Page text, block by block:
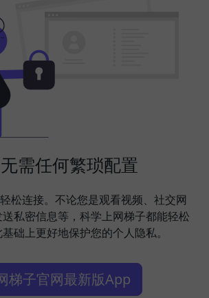
需任何繁琐配置
松连接。不论您是观看视频、社交网
私密信息等，科学上网梯子都能轻松
础上更好地保护您的个人隐私。
梯子官网最新版App